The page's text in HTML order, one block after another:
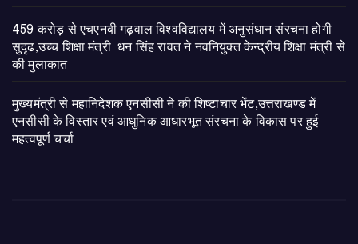
459 करोड़ से एचएनबी गढ़वाल विश्वविद्यालय में अनुसंधान संरचना होगी
सुदृढ,उच्च शिक्षा मंत्री धन सिंह रावत ने नवनियुक्त केन्द्रीय शिक्षा मंत्री से
की मुलाकात
मुख्यमंत्री से महानिदेशक एनसीसी ने की शिष्टाचार भेंट,उत्तराखण्ड में
एनसीसी के विस्तार एवं आधुनिक आधारभूत संरचना के विकास पर हुई
महत्वपूर्ण चर्चा